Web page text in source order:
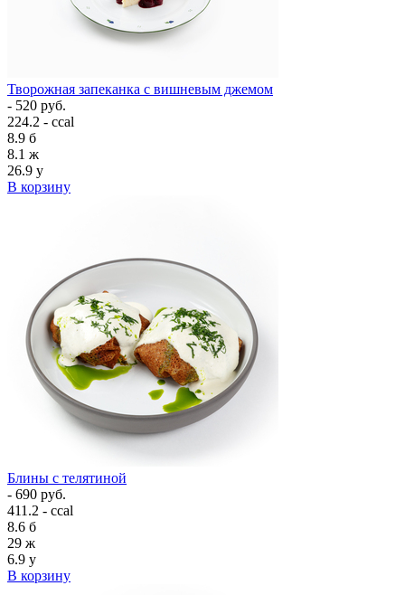
Творожная запеканка с вишневым джемом
- 520 руб.
224.2 - ccal
8.9 б
8.1 ж
26.9 у
В корзину
Блины с телятиной
- 690 руб.
411.2 - ccal
8.6 б
29 ж
6.9 у
В корзину